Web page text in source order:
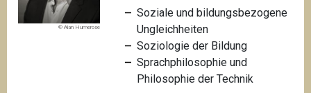
© Alan Humerose
Soziale und bildungsbezogene
Ungleichheiten
Soziologie der Bildung
Sprachphilosophie und
Philosophie der Technik